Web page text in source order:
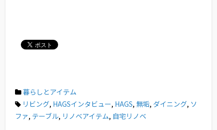
暮らしとアイテム
リビング, HAGSインタビュー, HAGS, 無垢, ダイニング, ソ
ファ, テーブル, リノベアイテム, 自宅リノベ